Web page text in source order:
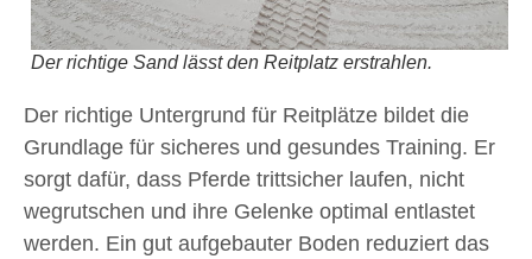
Der richtige Sand lässt den Reitplatz erstrahlen.
Der richtige Untergrund für Reitplätze bildet die
Grundlage für sicheres und gesundes Training. Er
sorgt dafür, dass Pferde trittsicher laufen, nicht
wegrutschen und ihre Gelenke optimal entlastet
werden. Ein gut aufgebauter Boden reduziert das